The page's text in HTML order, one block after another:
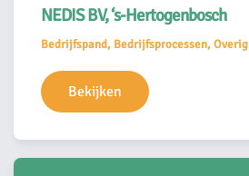
NEDIS BV, ‘s-Hertogenbosch
Bedrijfspand, Bedrijfsprocessen, Overig
Bekijken